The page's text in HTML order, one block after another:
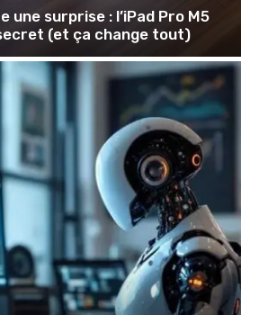
une surprise : l’iPad Pro M5
(et ça change tout)